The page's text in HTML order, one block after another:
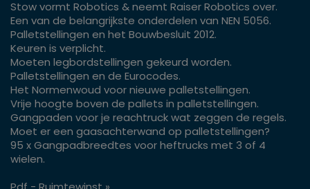
Stow vormt Robotics & neemt Raiser Robotics over.
Een van de belangrijkste onderdelen van NEN 5056.
Palletstellingen en het Bouwbesluit 2012.
Keuren is verplicht.
Moeten legbordstellingen gekeurd worden.
Palletstellingen en de Eurocodes.
Het Normenwoud voor nieuwe palletstellingen.
Vrije hoogte boven de pallets in palletstellingen.
Gangpaden voor je reachtruck wat zeggen de regels.
Moet er een gaasachterwand op palletstellingen?
95 x Gangpadbreedtes voor heftrucks met 3 of 4
wielen.